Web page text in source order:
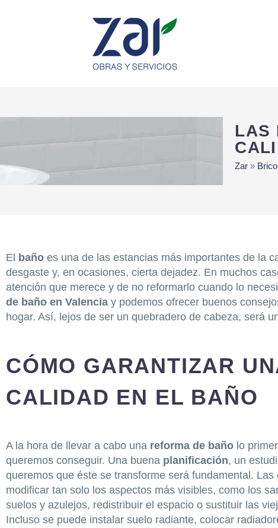
LAS
Zar »
El baño es una de las estancias más importantes de la
desgaste y, en ocasiones, cierta dejadez. En muchos
atención que merece y de no reformarlo cuando lo
de baño en Valencia y podemos ofrecer buenos
hogar. Así, lejos de ser un quebradero de cabeza, será
CÓMO GARANTIZAR
CALIDAD EN EL BAÑO
A la hora de llevar a cabo una reforma de baño lo
queremos conseguir. Una buena planificación, un
queremos que éste se transforme será fundamental.
modificar tan solo los aspectos más visibles, como los
suelos y azulejos, redistribuir el espacio o sustituir las
Incluso se puede instalar suelo radiante, colocar